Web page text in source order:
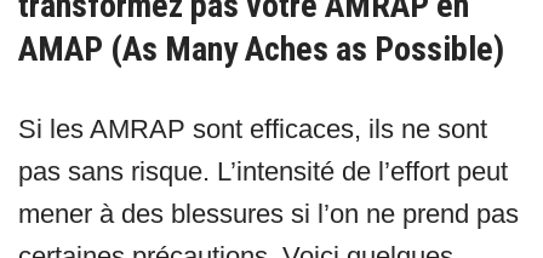
AMAP (As Many Aches as Possible)
Si les AMRAP sont efficaces, ils ne sont
pas sans risque. L’intensité de l’effort peut
mener à des blessures si l’on ne prend pas